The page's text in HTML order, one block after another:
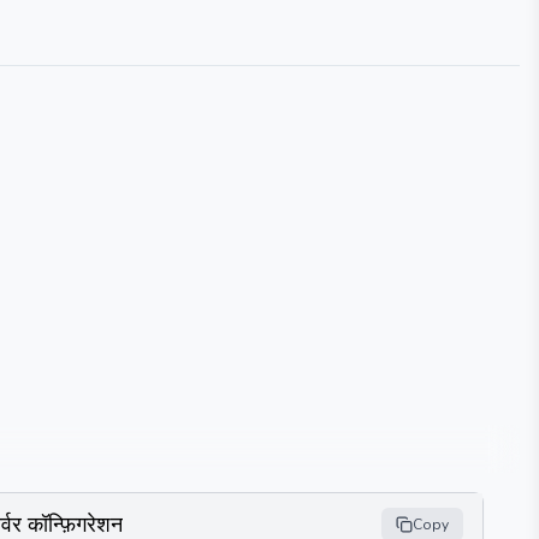
कॉन्फ़िगरेशन Copy